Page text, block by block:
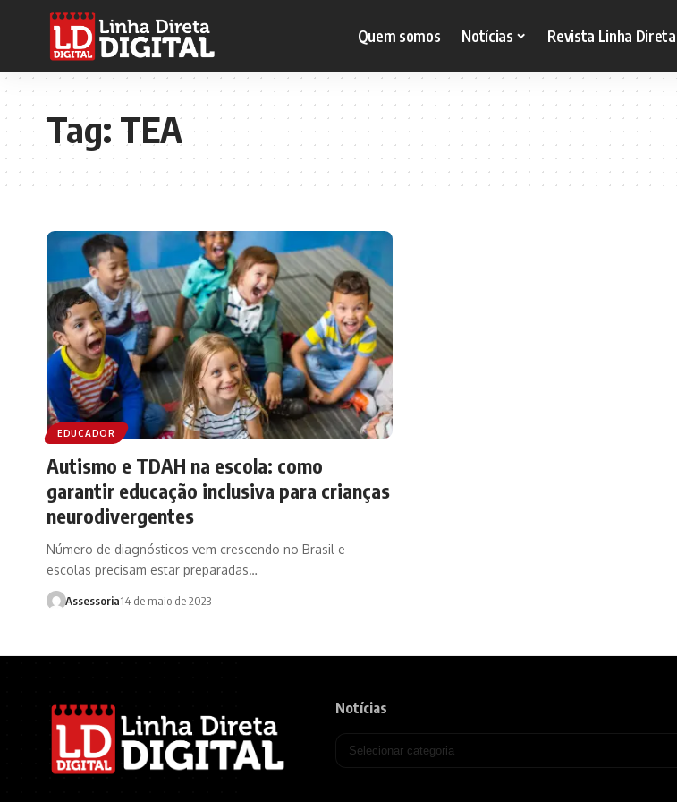
Quem somos Notícias Revista Linha Direta
Tag:TEA
EDUCADOR
Autismo e TDAH na escola: como
garantir educação inclusiva para crianças
neurodivergentes
Número de diagnósticos vem crescendo no Brasil e
escolas precisam estar preparadas…
Assessoria14 de maio de 2023
Notícias